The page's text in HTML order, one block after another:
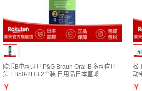
欧乐B电动牙刷P&G Braun Oral-B 多动向刷
头 EB50-2HB 2个装 日用品日本直邮
￥
松
动
￥